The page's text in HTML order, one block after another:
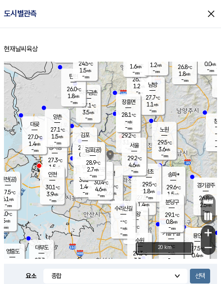
도시별관측 close
홈
현재날씨 육상
의도
℃
m/s
mm
영흥도
양주
26.1℃
1.2
-mm
과천
27.5℃
1.4m/s
- mm
용인
27.5℃
0.4m/s
경기광주
26.8℃
2.5m/s
-mm
대부도
27.7
경서동
27.3℃
1.5 m/s
-mm
파주금촌
27.1℃
3.5m/s
-mm
26.8℃
1.8m/s
-mm
대곶
27.0℃
1.4m/s
-mm
창
-
-m/
-
탄현
26.0℃
1.8m/s
-mm
0.0m/s
-mm
의왕
- ℃
m/s
mm
김포
27.5℃
0.5 m/s
mm
광명
30.4 ℃
2.6 m/s
-mm
부천
30.2℃
1.4m/s
-mm
양촌
27.1℃
1.5m/s
-mm
구로
30.4℃
4.6m/s
-mm
은평
29.2℃
3.1 m/s
- mm
노원
29.5℃
3.6m/s
-mm
송파*
29.6℃
1.5m/s
-mm
서초
29.5℃
1.8m/s
-mm
남방
27.7℃
1.1 m/s
-mm
기흥구갈
-℃
-m/s
-
수리산길
-℃
-m/s
-mm
분당구
29.1℃
0.8m/s
-mm
장흥면
28.1℃
-m/s
-mm
1.6m/s
-mm
인천(공)
27.5℃
6.1 m/s
-mm
김포(공)
28.9℃
2.7m/s
-mm
수원
29.3℃
3.3 m/s
인천
30.1℃
3.9m/s
-mm
서울
29.2℃
4.6m/s
-mm
24.5℃
1.5m/s
-mm
1.2m/s
-mm
+
−
20 km
요소